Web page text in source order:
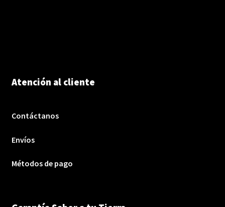
Atención al cliente
Contáctanos
Envíos
Métodos de pago